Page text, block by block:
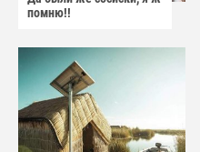
помню!!